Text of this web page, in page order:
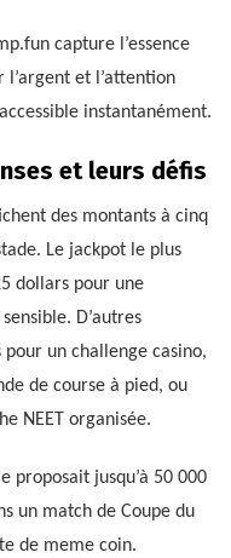
capture l’essence
et l’attention
instantanément.
et leurs défis
des montants à cinq
Le jackpot le plus
dollars pour une
D’autres
un challenge casino,
de course à pied, ou
NEET organisée.
proposait jusqu’à 50 000
un match de Coupe du
de meme coin.